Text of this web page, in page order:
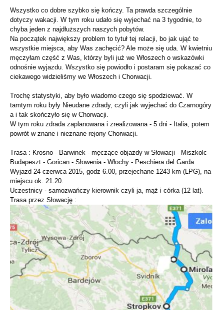
Wszystko co dobre szybko się kończy. Ta prawda szczególnie
dotyczy wakacji. W tym roku udało się wyjechać na 3 tygodnie, to
chyba jeden z najdłuższych naszych pobytów.
Na początek największy problem to tytuł tej relacji, bo jak ująć te
wszystkie miejsca, aby Was zachęcić? Ale może się uda. W kwietniu
męczyłam część z Was, którzy byli już we Włoszech o wskazówki
odnośnie wyjazdu. Wszystko się powiodło i postaram się pokazać co
ciekawego widzieliśmy we Włoszech i Chorwacji.
Trochę statystyki, aby było wiadomo czego się spodziewać. W
tamtym roku były Nieudane zdrady, czyli jak wyjechać do Czarnogóry
a i tak skończyło się w Chorwacji.
W tym roku zdrada zaplanowana i zrealizowana - 5 dni - Italia, potem
powrót w znane i nieznane rejony Chorwacji.
Trasa : Krosno - Barwinek - męczące objazdy w Słowacji - Miszkolc-
Budapeszt - Gorican - Słowenia - Włochy - Peschiera del Garda
Wyjazd 24 czerwca 2015, godz 6.00, przejechane 1243 km (LPG), na
miejscu ok. 21.20.
Uczestnicy - samozwańczy kierownik czyli ja, mąż i córka (12 lat).
Trasa przez Słowację :